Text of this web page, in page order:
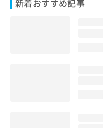
新着おすすめ記事
お